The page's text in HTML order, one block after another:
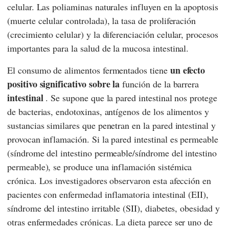
celular. Las poliaminas naturales influyen en la apoptosis
(muerte celular controlada), la tasa de proliferación
(crecimiento celular) y la diferenciación celular, procesos
importantes para la salud de la mucosa intestinal.
El consumo de alimentos fermentados tiene un efecto
positivo significativo sobre la función de la barrera
intestinal. Se supone que la pared intestinal nos protege
de bacterias, endotoxinas, antígenos de los alimentos y
sustancias similares que penetran en la pared intestinal y
provocan inflamación. Si la pared intestinal es permeable
(síndrome del intestino permeable/síndrome del intestino
permeable), se produce una inflamación sistémica
crónica. Los investigadores observaron esta afección en
pacientes con enfermedad inflamatoria intestinal (EII),
síndrome del intestino irritable (SII), diabetes, obesidad y
otras enfermedades crónicas. La dieta parece ser uno de